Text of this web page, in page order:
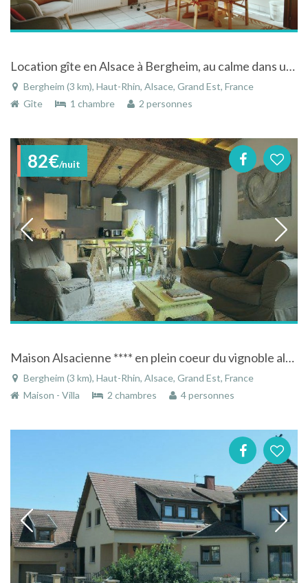
Location gîte en Alsace à Bergheim, au calme dans un village médieval pitoresque
Bergheim (3 km), Haut-Rhin, Alsace, Grand Est, France
Gîte
1 chambre 2 personnes
82€/nuit
Maison Alsacienne **** en plein coeur du vignoble alsacien
Bergheim (3 km), Haut-Rhin, Alsace, Grand Est, France
Maison - Villa
2 chambres 4 personnes